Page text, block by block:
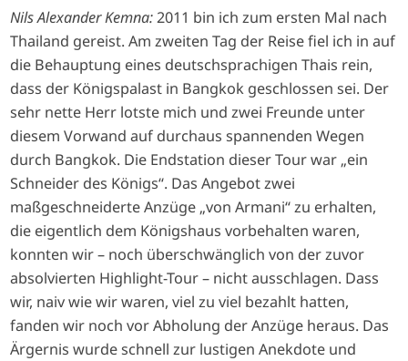
Nils Alexander Kemna:2011 bin ich zum ersten Mal nach
Thailand gereist. Am zweiten Tag der Reise fiel ich in auf
die Behauptung eines deutschsprachigen Thais rein,
dass der Königspalast in Bangkok geschlossen sei. Der
sehr nette Herr lotste mich und zwei Freunde unter
diesem Vorwand auf durchaus spannenden Wegen
durch Bangkok. Die Endstation dieser Tour war „ein
Schneider des Königs“. Das Angebot zwei
maßgeschneiderte Anzüge „von Armani“ zu erhalten,
die eigentlich dem Königshaus vorbehalten waren,
konnten wir – noch überschwänglich von der zuvor
absolvierten Highlight-Tour – nicht ausschlagen. Dass
wir, naiv wie wir waren, viel zu viel bezahlt hatten,
fanden wir noch vor Abholung der Anzüge heraus. Das
Ärgernis wurde schnell zur lustigen Anekdote und